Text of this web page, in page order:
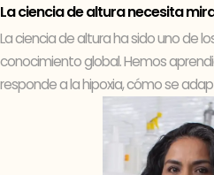
La ciencia de altura necesita
La ciencia de altura ha sido uno de
conocimiento global. Hemos
responde a la hipoxia, cómo se